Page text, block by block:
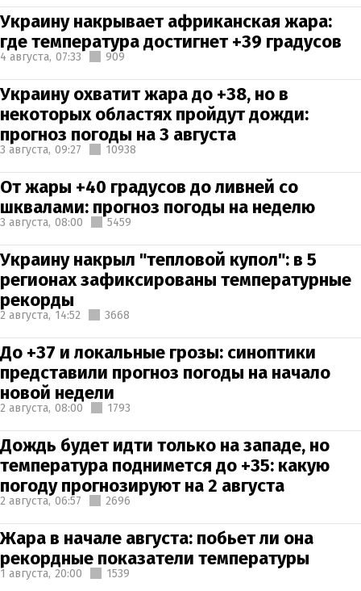
Украину накрывает африканская жара:
где температура достигнет +39 градусов
4 августа, 07:33 909
Украину охватит жара до +38, но в
некоторых областях пройдут дожди:
прогноз погоды на 3 августа
3 августа, 09:27 10938
От жары +40 градусов до ливней со
шквалами: прогноз погоды на неделю
3 августа, 08:00 5459
Украину накрыл "тепловой купол": в 5
регионах зафиксированы температурные
рекорды
2 августа, 14:52 3668
До +37 и локальные грозы: синоптики
представили прогноз погоды на начало
новой недели
2 августа, 08:00 1793
Дождь будет идти только на западе, но
температура поднимется до +35: какую
погоду прогнозируют на 2 августа
2 августа, 06:57 2696
Жара в начале августа: побьет ли она
рекордные показатели температуры
1 августа, 20:00 1539